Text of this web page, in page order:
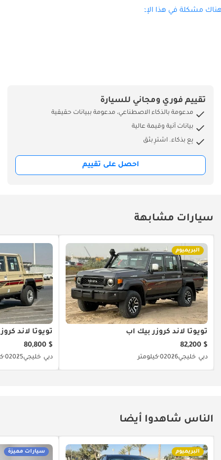
مشكلة في هذا الإعلان؟
تقييم فوري ومجاني للسيارة
مدعومة بالذكاء الاصطناعي، مدعومة ببيانات حقيقية
بيانات آنية وقيمة عالية
بِع بذكاء. اشترِ بثق
احصل على تقييم
سيارات مشابهة
البريميوم
تويوتا لاند كروزر بيك آب
$ 82,200
دبي خليجي20260 كيلومتر
تويوتا لاند
$ 80,800
دبي خليجي20250 كيلومتر
الناس شاهدوا أيضا
البريميوم سيارات مميزة